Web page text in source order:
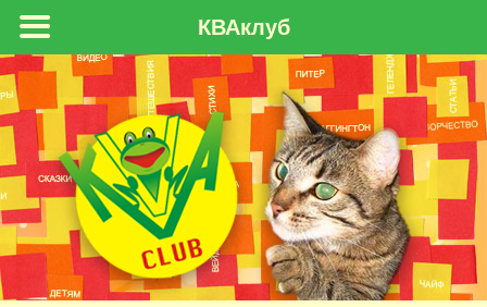
КВАклуб